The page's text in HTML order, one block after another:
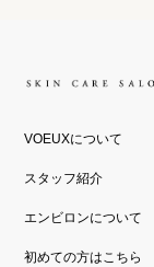
VOEUXについて
スタッフ紹介
エンビロンについて
初めての方はこちら